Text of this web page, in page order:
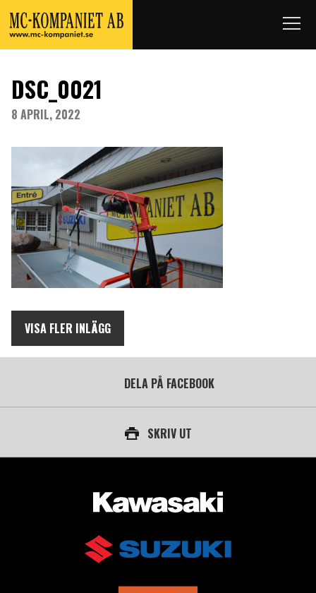
DSC_0021
8 APRIL, 2022
VISA FLER INLÄGG
DELA PÅ FACEBOOK
SKRIV UT
AUKTORISERAD ÅTERFÖRSÄLJARE AV